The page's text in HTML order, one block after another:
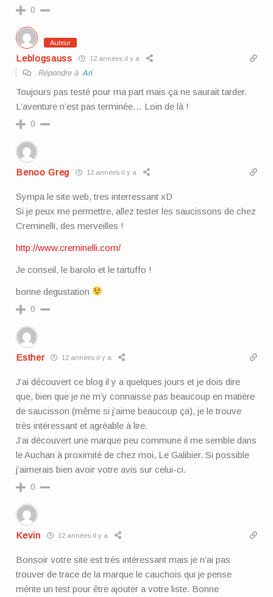
0
Auteur
Leblogsauss 12 années il y a
Répondre à Ari
Toujours pas testé pour ma part mais ça ne saurait tarder.
L’aventure n’est pas terminée… Loin de là !
0
Benoo Greg 12 années il y a
Sympa le site web, tres interressant xD
Si je peux me permettre, allez tester les saucissons de chez
Creminelli, des merveilles !
http://www.creminelli.com/
Je conseil, le barolo et le tartuffo !
bonne degustation
0
Esther 12 années il y a
J’ai découvert ce blog il y a quelques jours et je dois dire
que, bien que je ne m’y connaisse pas beaucoup en matière
de saucisson (même si j’aime beaucoup ça), je le trouve
très intéressant et agréable à lire.
J’ai découvert une marque peu commune il me semble dans
le Auchan à proximité de chez moi, Le Galibier. Si possible
j’aimerais bien avoir votre avis sur celui-ci.
0
Kevin 12 années il y a
Bonsoir votre site est très intéressant mais je n’ai pas
trouver de trace de la marque le cauchois qui je pense
mérite un test pour être ajouter a votre liste. Bonne